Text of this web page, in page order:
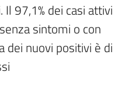
97,1% dei casi attivi
sintomi o con
dei nuovi positivi è di